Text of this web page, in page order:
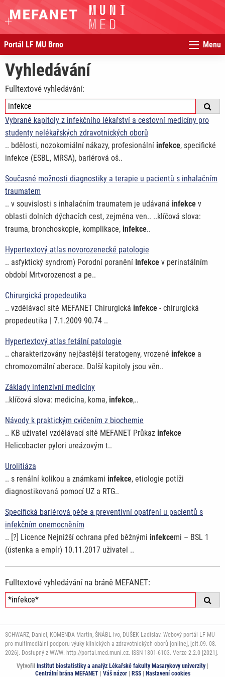
Portál LF MU Brno Menu
Vyhledávání
Fulltextové vyhledávání:
Vybrané kapitoly z infekčního lékařství a cestovní medicíny pro
studenty nelékařských zdravotnických oborů
.. bdělosti, nozokomiální nákazy, profesionální infekce, specifické
infekce (ESBL, MRSA), bariérová oš..
Současné možnosti diagnostiky a terapie u pacientů s inhalačním
traumatem
.. v souvislosti s inhalačním traumatem je udávaná infekce v
oblasti dolních dýchacích cest, zejména ven.. ..klíčová slova:
trauma, bronchoskopie, komplikace, infekce..
Hypertextový atlas novorozenecké patologie
.. asfyktický syndrom) Porodní poranění Infekce v perinatálním
období Mrtvorozenost a pe..
Chirurgická propedeutika
.. vzdělávací sítě MEFANET Chirurgická infekce - chirurgická
propedeutika | 7.1.2009 90.74 ..
Hypertextový atlas fetální patologie
.. charakterizovány nejčastější teratogeny, vrozené infekce a
chromozomální aberace. Další kapitoly jsou věn..
Základy intenzivní medicíny
..klíčová slova: medicína, koma, infekce,..
Návody k praktickým cvičením z biochemie
.. KB uživatel vzdělávací sítě MEFANET Průkaz infekce
Helicobacter pylori ureázovým t..
Urolitiáza
.. s renální kolikou a známkami infekce, etiologie potíži
diagnostikovaná pomocí UZ a RTG..
Specifická bariérová péče a preventivní opatření u pacientů s
infekčním onemocněním
.. [?] Licence Nejnižší ochrana před běžnými infekcemi – BSL 1
(ústenka a empír) 10.11.2017 uživatel ..
Fulltextové vyhledávání na bráně MEFANET:
SCHWARZ, Daniel, KOMENDA Martin, ŠNÁBL Ivo, DUŠEK Ladislav. Webový portál LF MU
pro multimediální podporu výuky klinických a zdravotnických oborů [online], [cit.09. 08.
2026]. Dostupný z WWW: http://portal.med.muni.cz. ISSN 1801-6103. Verze 2.2.0 [2021].
Vytvořil Institut biostatistiky a analýz Lékařské fakulty Masarykovy univerzity|
Centrální brána MEFANET| Váš názor| RSS| Nastavení cookies